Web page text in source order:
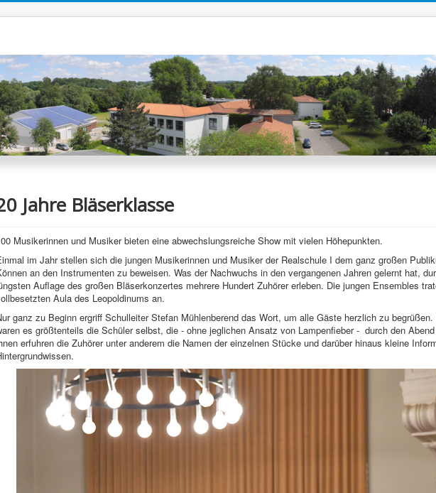
Jahre Bläserklasse
Musikerinnen und Musiker bieten eine abwechslungsreiche Show mit vielen Höhepunkten.
im Jahr stellen sich die jungen Musikerinnen und Musiker der Realschule I dem ganz großen
an den Instrumenten zu beweisen. Was der Nachwuchs in den vergangenen Jahren gelernt hat,
Auflage des großen Bläserkonzertes mehrere Hundert Zuhörer erleben. Die jungen Ensembles
Aula des Leopoldinums an.
ganz zu Beginn ergriff Schulleiter Stefan Mühlenberend das Wort, um alle Gäste herzlich zu
es größtenteils die Schüler selbst, die - ohne jeglichen Ansatz von Lampenfieber - durch den
erfuhren die Zuhörer unter anderem die Namen der einzelnen Stücke und darüber hinaus kleine